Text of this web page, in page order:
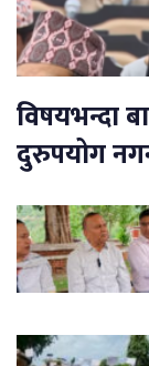
विषयभन्दा
दुरुपयोग